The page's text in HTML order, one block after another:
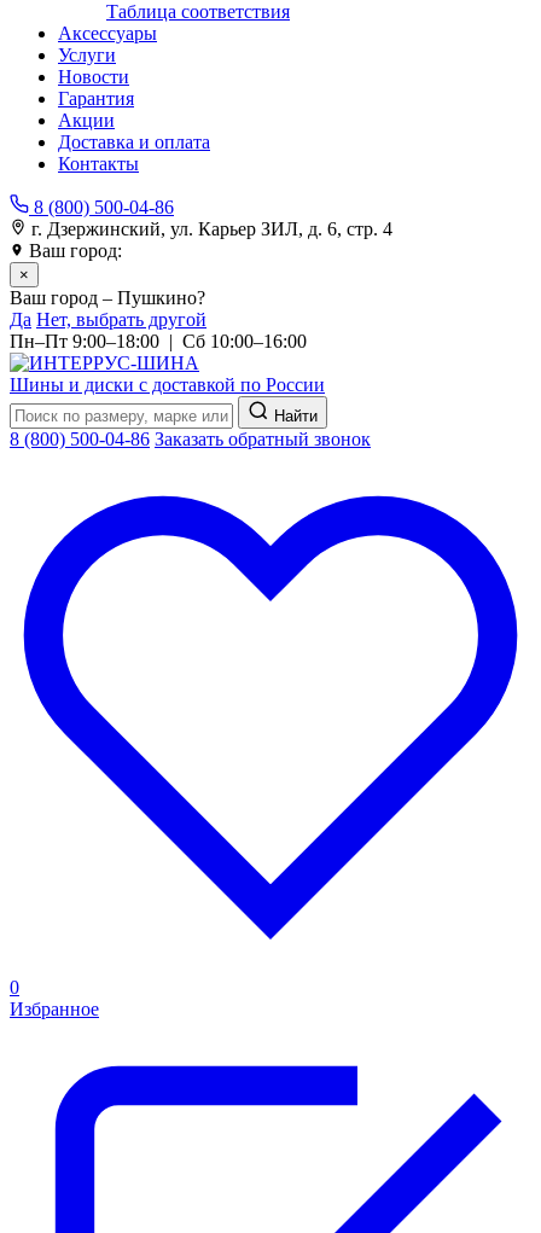
Таблица соответствия
Аксессуары
Услуги
Новости
Гарантия
Акции
Доставка и оплата
Контакты
8 (800) 500-04-86
г. Дзержинский, ул. Карьер ЗИЛ, д. 6, стр. 4
Ваш город:
×
Ваш город – Пушкино?
Да Нет, выбрать другой
Пн–Пт 9:00–18:00 | Сб 10:00–16:00
Шины и диски с доставкой по России
Найти
8 (800) 500-04-86 Заказать обратный звонок
0
Избранное